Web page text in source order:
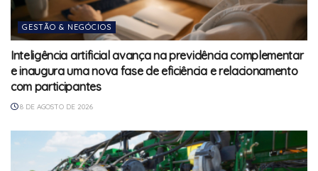
GESTÃO & NEGÓCIOS
Inteligência artificial avança na previdência complementar
e inaugura uma nova fase de eficiência e relacionamento
com participantes
8 DE AGOSTO DE 2026